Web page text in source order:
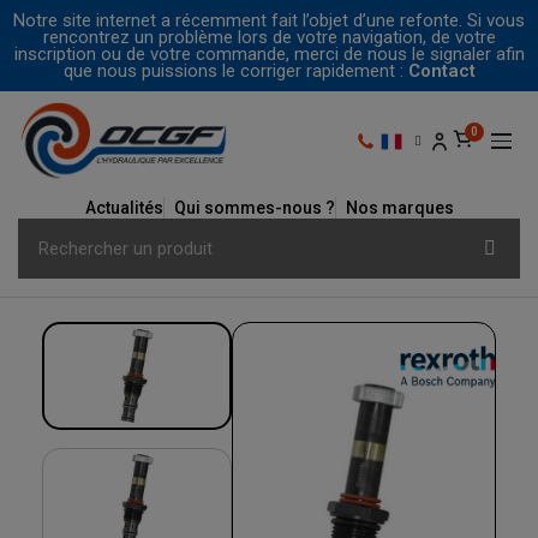
Notre site internet a récemment fait l’objet d’une refonte. Si vous
rencontrez un problème lors de votre navigation, de votre
inscription ou de votre commande, merci de nous le signaler afin
que nous puissions le corriger rapidement : Contact
Actualités Qui sommes-nous ? Nos marques